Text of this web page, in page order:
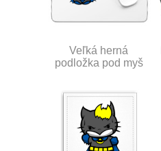
Veľká herná
podložka pod myš